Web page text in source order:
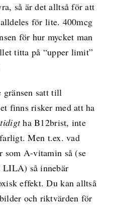
så är det alltså för att
för lite. 400mcg
för hur mycket man
titta på “upper limit”
satt till
finns risker med att ha
ha B12brist, inte
Men t.ex. vad
som A-vitamin så (se
LILA) så innebär
effekt. Du kan alltså
och riktvärden för